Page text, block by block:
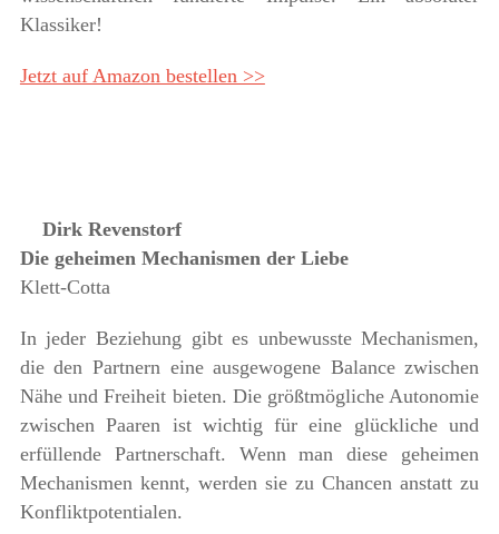
Klassiker!
Jetzt auf Amazon bestellen >>
Dirk Revenstorf
Die geheimen Mechanismen der Liebe
Klett-Cotta
In jeder Beziehung gibt es unbewusste Mechanismen,
die den Partnern eine ausgewogene Balance zwischen
Nähe und Freiheit bieten. Die größtmögliche Autonomie
zwischen Paaren ist wichtig für eine glückliche und
erfüllende Partnerschaft. Wenn man diese geheimen
Mechanismen kennt, werden sie zu Chancen anstatt zu
Konfliktpotentialen.